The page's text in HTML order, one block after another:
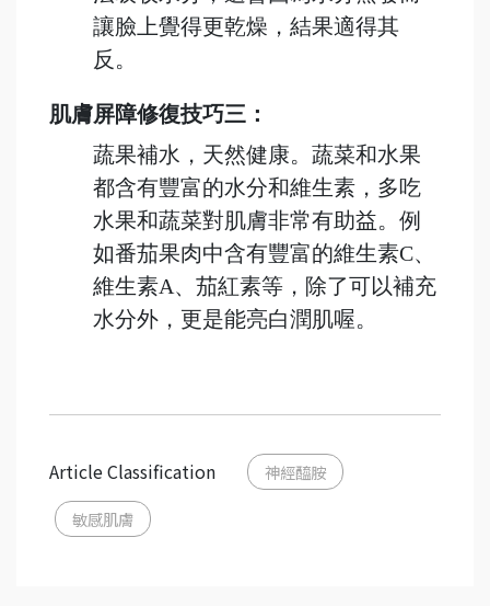
讓臉上覺得更乾燥，結果適得其
反。
肌膚屏障修復技巧三：
蔬果補水，天然健康。蔬菜和水果
都含有豐富的水分和維生素，多吃
水果和蔬菜對肌膚非常有助益。例
如番茄果肉中含有豐富的維生素C、
維生素A、茄紅素等，除了可以補充
水分外，更是能亮白潤肌喔。
Article Classification 神經醯胺
敏感肌膚